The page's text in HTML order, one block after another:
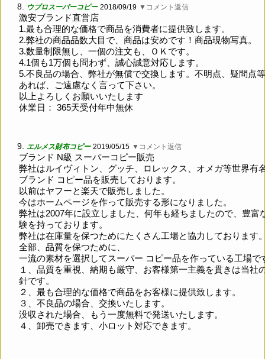
8. ウブロスーパーコピー 2018/09/19 ▼コメント返信
激安ブランド直営店
1.最も合理的な価格で商品を消費者に提供致します。
2.弊社の商品品数大目で、商品は安めです！商品現物写真。
3.数量制限無し、一個の注文も、ＯＫです。
4.1個も1万個も問わず、誠心誠意対応します。
5.不良品の場合、弊社が無償で交換します。不明点、疑問点
あれば、ご遠慮なく言って下さい。
以上よろしくお願いいたします
休業日： 365天受付年中無休
9. エルメス財布コピー 2019/05/15 ▼コメント返信
ブランド N級 スーパーコピー販売
弊社はルイヴィトン、グッチ、ロレックス、オメガ等世界有
ブランド コピー品を販売しております。
以前はヤフーと楽天で販売しました。
今はホームページを作って販売する形になりました。
弊社は2007年に設立しました、何年も経ちましたので、豊富
験を持っております。
弊社は在庫量を保つためにたくさん工場と協力しております
全部、品質を保つために、
一流の素材を選択してスーパー コピー品を作っている工場で
１、品質を重視、納期も厳守、お客様第一主義を貫きは当社
針です。
２、最も合理的な価格で商品をお客様に提供致します。
３、不良品の場合、交換いたします。
没収された場合、もう一度無料で発送いたします。
４、卸売できます、小ロット対応できます。